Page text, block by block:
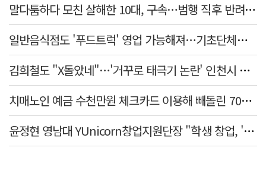
말다툼하다 모친 살해한 10대, 구속…범행 직후 반려견도 죽여
일반음식점도 '푸드트럭' 영업 가능해져…기초단체별 조례 개정 움직임
김희철도 "X돌았네"…'거꾸로 태극기 논란' 인천시 현수막, 이틀 만에 철거
치매노인 예금 수천만원 체크카드 이용해 빼돌린 70대 간병인, 집행유예
윤정현 영남대 YUnicorn창업지원단장 "학생 창업, '팀 빌딩'이 제일 중요"